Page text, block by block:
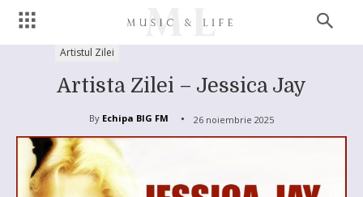
Artistul Zilei
Artista Zilei – Jessica Jay
By Echipa BIG FM 26 noiembrie 2025